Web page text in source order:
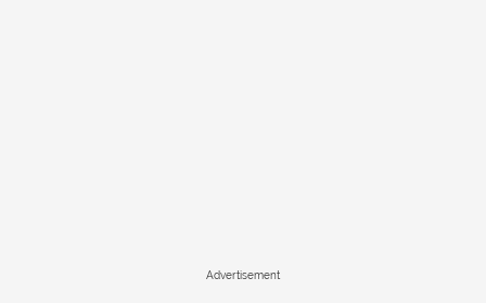
Advertisement